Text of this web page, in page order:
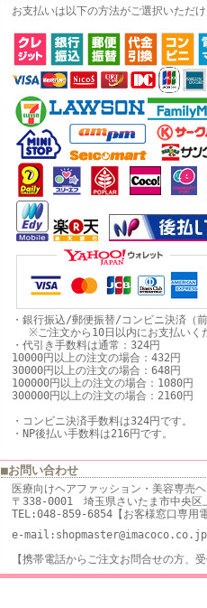
お支払いは以下の方法がご選択いただけ
・銀行振込/郵便振替/コンビニ決済（前
※ご注文から10日以内にお支払いくだ
・代引き手数料は通常：324円
10000円以上の注文の場合：432円
30000円以上の注文の場合：648円
100000円以上の注文の場合：1080円
300000円以上の注文の場合：2160円
・コンビニ決済手数料は324円です。
・NP後払い手数料は216円です。
■お問い合わせ
医療向けヘアファッション・美容専売
〒338-0001 埼玉県さいたま市中央
TEL:048-859-6854【お客様窓口専用
e-mail:shopmaster@imacoco.co.jp
【携帯電話からご注文お問合せの方、